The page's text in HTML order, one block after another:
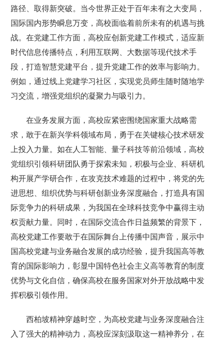
路径、取得新突破。当今世界正处于百年未有之大变局，
国际国内形势瞬息万变，高校面临着前所未有的机遇与挑
战。在党建工作方面，高校应创新党建工作模式，适应新
时代信息传播特点，利用互联网、大数据等现代技术手
段，打造智慧党建平台，提升党建工作的效率与影响力。
例如，通过线上党建学习社区，实现党员师生随时随地学
习交流，增强党组织的凝聚力与吸引力。
在业务发展方面，高校应紧密围绕国家重大战略需
求，敢于在新兴学科领域布局，勇于在关键核心技术研发
上投入力量。如在人工智能、量子科技等前沿领域，高校
党组织引领科研团队勇于探索未知，积极与企业、科研机
构开展产学研合作，在攻克技术难题的过程中，将党的先
进思想、组织优势与科研创新业务深度融合，打造具有国
际竞争力的科研成果，为我国在全球科技竞争中赢得主动
权贡献力量。同时，在国际交流合作日益频繁的背景下，
高校党建工作要敢于在国际舞台上传播中国声音，展示中
国高校党建与业务融合发展的成功经验，提升我国高等教
育的国际影响力，彰显中国特色社会主义高等教育的制度
优势与文化自信，确保高校在服务国家对外开放战略中发
挥积极引领作用。
西柏坡精神穿越时空，为高校党建与业务深度融合注
入了强大的精神动力，高校应深刻汲取这一精神养分，在